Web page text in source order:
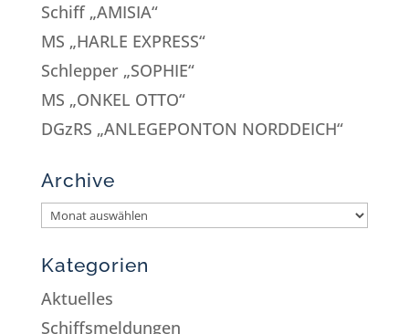
Schiff „AMISIA“
MS „HARLE EXPRESS“
Schlepper „SOPHIE“
MS „ONKEL OTTO“
DGzRS „ANLEGEPONTON NORDDEICH“
Archive
Kategorien
Aktuelles
Schiffsmeldungen